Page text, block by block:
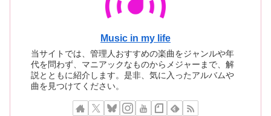
Music in my life
当サイトでは、管理人おすすめの楽曲をジャンルや年
代を問わず、マニアックなものからメジャーまで、解
説とともに紹介します。是非、気に入ったアルバムや
曲を見つけてください。